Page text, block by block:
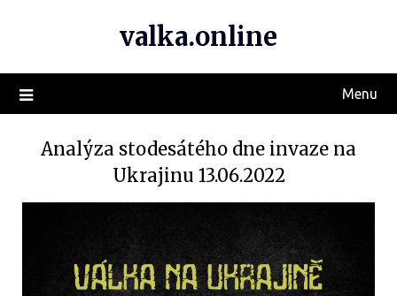
valka.online
Menu
Analýza stodesátého dne invaze na
Ukrajinu 13.06.2022